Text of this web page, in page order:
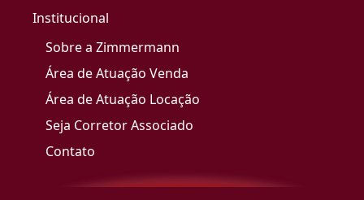
Institucional
Sobre a Zimmermann
Área de Atuação Venda
Área de Atuação Locação
Seja Corretor Associado
Contato